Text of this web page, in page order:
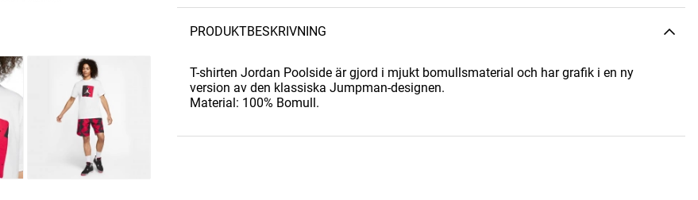
PRODUKTBESKRIVNING
T-shirten Jordan Poolside är gjord i mjukt bomullsmaterial och har grafik i en ny
version av den klassiska Jumpman-designen.
Material: 100% Bomull.